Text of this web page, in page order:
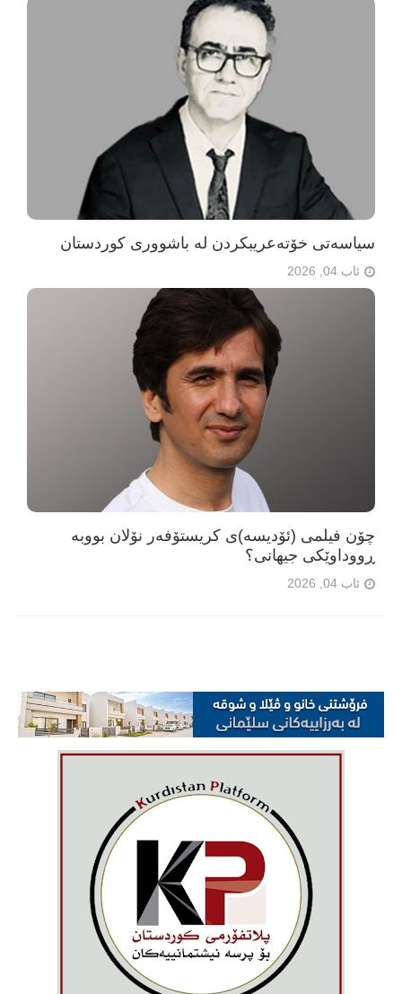
سیاسەتی خۆتەعریبکردن لە باشووری کوردستان
ئاب 04, 2026
چۆن فیلمی (ئۆدیسە)ی کریستۆفەر نۆلان بووبە
ڕووداوێکی جیهانی؟
ئاب 04, 2026